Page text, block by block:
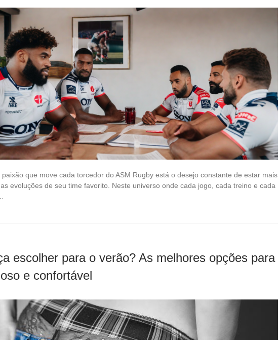
paixão que move cada torcedor do ASM Rugby está o desejo constante de estar mais
evoluções de seu time favorito. Neste universo onde cada jogo, cada treino e cada
escolher para o verão? As melhores opções para
e confortável